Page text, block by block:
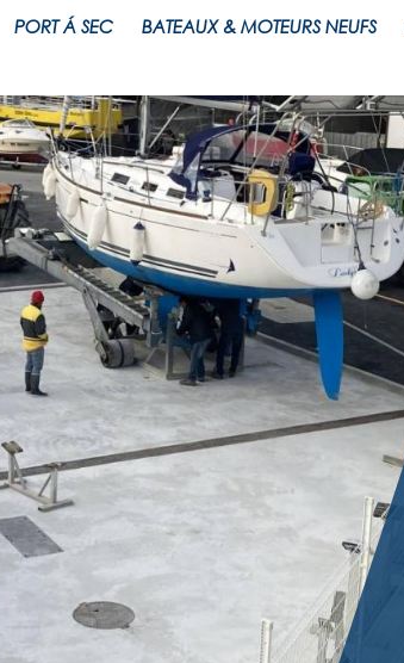
PORT Á SEC BATEAUX & MOTEURS NEUFS